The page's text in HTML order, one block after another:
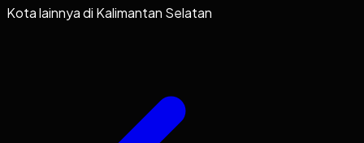
Kota lainnya di Kalimantan Selatan